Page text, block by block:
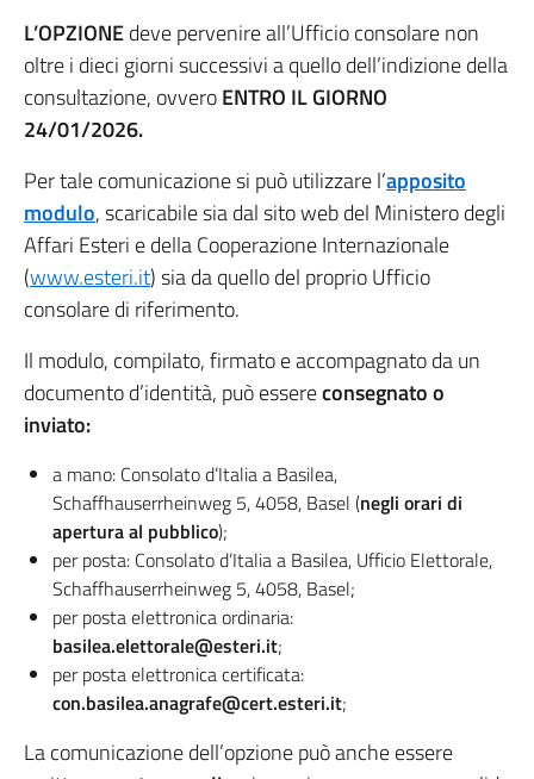
L’OPZIONEdeve pervenire all’Ufficio consolare non
oltre i dieci giorni successivi a quello dell’indizione della
consultazione, ovveroENTRO IL GIORNO
24/01/2026.
Per tale comunicazione si può utilizzare l’apposito
modulo, scaricabile sia dal sito web del Ministero degli
Affari Esteri e della Cooperazione Internazionale
(www.esteri.it) sia da quello del proprio Ufficio
consolare di riferimento.
Il modulo, compilato, firmato e accompagnato da un
documento d’identità, può essereconsegnato o
inviato:
a mano: Consolato d’Italia a Basilea,
Schaffhauserrheinweg 5, 4058, Basel (negli orari di
apertura al pubblico);
per posta: Consolato d’Italia a Basilea, Ufficio Elettorale,
Schaffhauserrheinweg 5, 4058, Basel;
per posta elettronica ordinaria:
basilea.elettorale@esteri.it;
per posta elettronica certificata:
con.basilea.anagrafe@cert.esteri.it;
La comunicazione dell’opzione può anche essere